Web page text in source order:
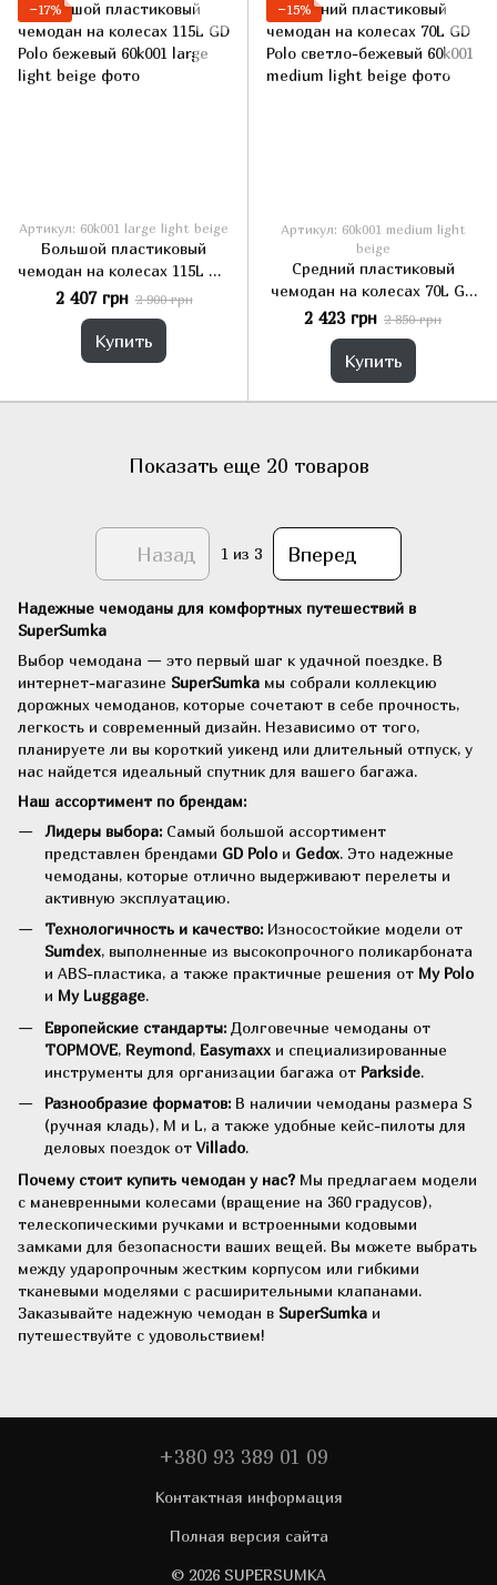
−17%
Артикул: 60k001 large light beige
Большой пластиковый
чемодан на колесах 115L GD
Polo бежевый
2 407 грн 2 900 грн
Купить
−15%
Артикул: 60k001 medium light
beige
Средний пластиковый
чемодан на колесах 70L GD
Polo светло-бежевый
2 423 грн 2 850 грн
Купить
Показать еще 20 товаров
Назад 1 из 3 Вперед
Надежные чемоданы для комфортных путешествий в
SuperSumka
Выбор чемодана — это первый шаг к удачной поездке. В
интернет-магазине SuperSumka мы собрали коллекцию
дорожных чемоданов, которые сочетают в себе прочность,
легкость и современный дизайн. Независимо от того,
планируете ли вы короткий уикенд или длительный отпуск, у
нас найдется идеальный спутник для вашего багажа.
Наш ассортимент по брендам:
Лидеры выбора: Самый большой ассортимент
представлен брендами GD Polo и Gedox. Это надежные
чемоданы, которые отлично выдерживают перелеты и
активную эксплуатацию.
Технологичность и качество: Износостойкие модели от
Sumdex, выполненные из высокопрочного поликарбоната
и ABS-пластика, а также практичные решения от My Polo
и My Luggage.
Европейские стандарты: Долговечные чемоданы от
TOPMOVE, Reymond, Easymaxx и специализированные
инструменты для организации багажа от Parkside.
Разнообразие форматов: В наличии чемоданы размера S
(ручная кладь), M и L, а также удобные кейс-пилоты для
деловых поездок от Villado.
Почему стоит купить чемодан у нас? Мы предлагаем модели
с маневренными колесами (вращение на 360 градусов),
телескопическими ручками и встроенными кодовыми
замками для безопасности ваших вещей. Вы можете выбрать
между ударопрочным жестким корпусом или гибкими
тканевыми моделями с расширительными клапанами.
Заказывайте надежную чемодан в SuperSumka и
путешествуйте с удовольствием!
+380 93 389 01 09
Контактная информация
Полная версия сайта
© 2026 SUPERSUMKA